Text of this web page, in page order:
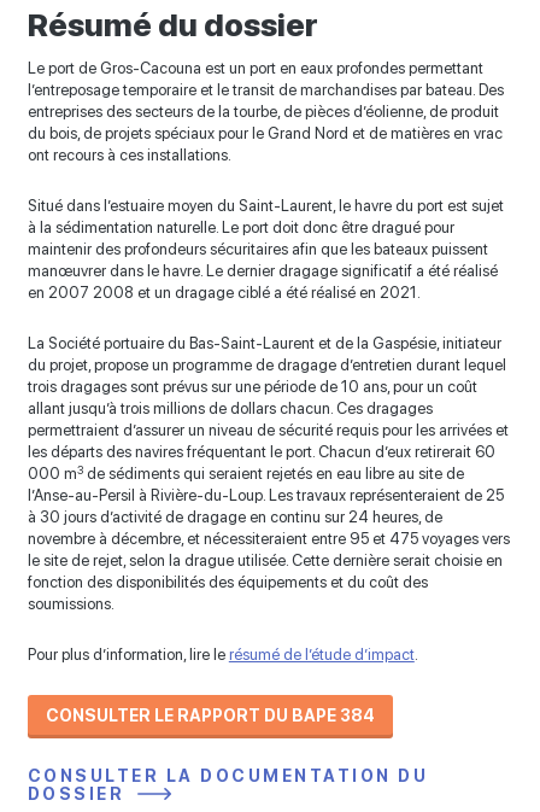
Résumé du dossier
Le port de Gros-Cacouna est un port en eaux profondes permettant
l’entreposage temporaire et le transit de marchandises par bateau. Des
entreprises des secteurs de la tourbe, de pièces d’éolienne, de produit
du bois, de projets spéciaux pour le Grand Nord et de matières en vrac
ont recours à ces installations.
Situé dans l’estuaire moyen du Saint-Laurent, le havre du port est sujet
à la sédimentation naturelle. Le port doit donc être dragué pour
maintenir des profondeurs sécuritaires afin que les bateaux puissent
manœuvrer dans le havre. Le dernier dragage significatif a été réalisé
en 2007 2008 et un dragage ciblé a été réalisé en 2021.
La Société portuaire du Bas-Saint-Laurent et de la Gaspésie, initiateur
du projet, propose un programme de dragage d’entretien durant lequel
trois dragages sont prévus sur une période de 10 ans, pour un coût
allant jusqu’à trois millions de dollars chacun. Ces dragages
permettraient d’assurer un niveau de sécurité requis pour les arrivées et
les départs des navires fréquentant le port. Chacun d’eux retirerait 60
000 m3de sédiments qui seraient rejetés en eau libre au site de
l’Anse-au-Persil à Rivière-du-Loup. Les travaux représenteraient de 25
à 30 jours d’activité de dragage en continu sur 24 heures, de
novembre à décembre, et nécessiteraient entre 95 et 475 voyages vers
le site de rejet, selon la drague utilisée. Cette dernière serait choisie en
fonction des disponibilités des équipements et du coût des
soumissions.
Pour plus d’information, lire le résumé de l’étude d’impact.
CONSULTER LE RAPPORT DU BAPE 384
CONSULTER LA DOCUMENTATION DU
DOSSIER